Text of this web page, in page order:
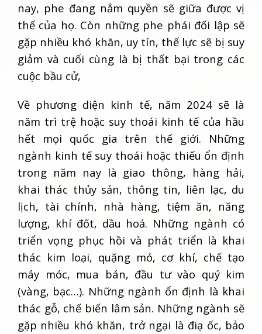
nay, phe đang nắm quyền sẽ giữa được vị
thế của họ. Còn những phe phái đối lập sẽ
gặp nhiều khó khăn, uy tín, thế lực sẽ bị suy
giảm và cuối cùng là bị thất bại trong các
cuộc bầu cử,
Về phương diện kinh tế, năm 2024 sẽ là
năm trì trệ hoặc suy thoái kinh tế của hầu
hết mọi quốc gia trên thế giới. Những
ngành kinh tế suy thoái hoặc thiếu ổn định
trong năm nay là giao thông, hàng hải,
khai thác thủy sản, thông tin, liên lạc, du
lịch, tài chính, nhà hàng, tiệm ăn, năng
lượng, khí đốt, dầu hoả. Những ngành có
triển vọng phục hồi và phát triển là khai
thác kim loại, quặng mỏ, cơ khí, chế tạo
máy móc, mua bán, đầu tư vào quý kim
(vàng, bạc…). Những ngành ổn định là khai
thác gỗ, chế biến lâm sản. Những ngành sẽ
gặp nhiều khó khăn, trở ngại là điạ ốc, bảo